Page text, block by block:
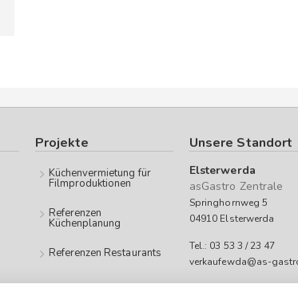
Projekte
Küchenvermietung für
Filmproduktionen
Referenzen
Küchenplanung
Referenzen Restaurants
Unsere Standort
Elsterwerda
asGastro Zentrale
Springhornweg 5
04910 Elsterwerda
Tel.: 03 53 3 / 23 47
verkaufewda@as-